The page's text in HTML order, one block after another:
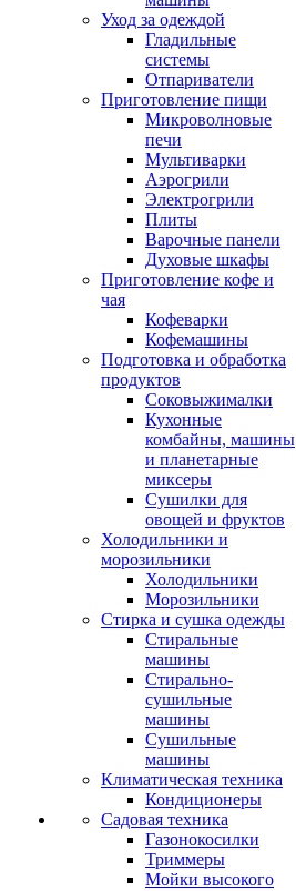
Уход за одеждой
Гладильные
системы
Отпариватели
Приготовление пищи
Микроволновые
печи
Мультиварки
Аэрогрили
Электрогрили
Плиты
Варочные панели
Духовые шкафы
Приготовление кофе и
чая
Кофеварки
Кофемашины
Подготовка и обработка
продуктов
Соковыжималки
Кухонные
комбайны, машины
и планетарные
миксеры
Сушилки для
овощей и фруктов
Холодильники и
морозильники
Холодильники
Морозильники
Стирка и сушка одежды
Стиральные
машины
Стирально-
сушильные
машины
Сушильные
машины
Климатическая техника
Кондиционеры
Садовая техника
Газонокосилки
Триммеры
Мойки высокого